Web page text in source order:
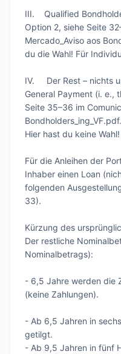
III.	Qualified Bondholder die Profis gilt: Option 1 oder
Option 2, siehe Seite
Mercado_Aviso aos
du die Wahl! Für
IV.	 Der Rest – nichts unternehmen. Hierfür gilt: 4.3.6.
General Payment (i. e.,
Seite 35–36 im
Hier hast du keine Wahl!
Für die Anleihen der
Inhaber einen Loan
folgenden
33).
Kürzung des
Der restliche
Nominalbetrags):
- 6,5 Jahre werden die
(keine Zahlungen).
- Ab 6,5 Jahren in
getilgt.
- Ab 9,5 Jahren in fünf